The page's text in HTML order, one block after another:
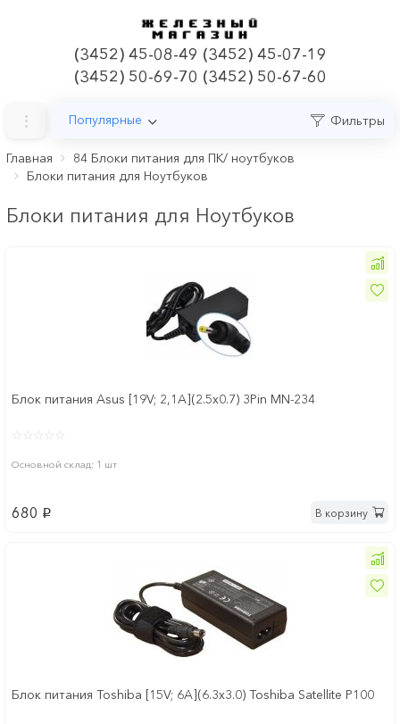
(3452) 45-08-49 (3452) 45-07-19
(3452) 50-69-70 (3452) 50-67-60
Популярные Фильтры
Главная
84 Блоки питания для ПК/ ноутбуков
Блоки питания для Ноутбуков
Блоки питания для Ноутбуков
Блок питания Asus [19V; 2,1A](2.5x0.7) 3Pin MN-234
Основной склад: 1 шт
680 p В корзину
Блок питания Toshiba [15V; 6A](6.3x3.0) Toshiba Satellite P100